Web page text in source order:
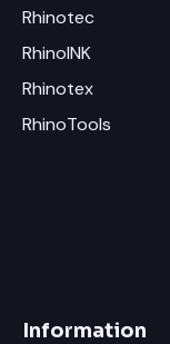
Rhinotec
RhinoINK
Rhinotex
RhinoTools
Information